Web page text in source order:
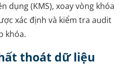
dụng (KMS), xoay vòng khóa
xác định và kiểm tra audit
khóa.
thoát dữ liệu